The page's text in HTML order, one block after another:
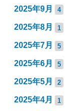
2025年9月 4
2025年8月 1
2025年7月 5
2025年6月 5
2025年5月 2
2025年4月 1